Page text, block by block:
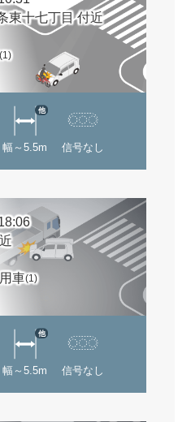
東十七丁目 付近
(1)
幅～5.5m
他
信号なし
車(1)
幅～5.5m
他
信号なし